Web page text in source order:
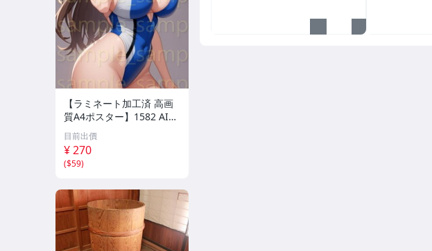
【ラミネート加工済 高画
質A4ポスター】1582 AI美
女 イラスト ポスター セク
シー かわいい 水着 下着
目前出價
¥ 270
($59)